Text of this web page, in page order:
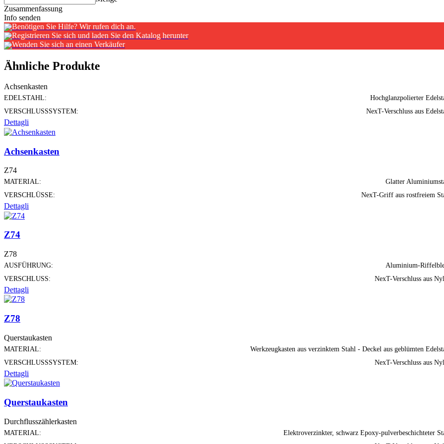
Zusammenfassung
Info senden
Benötigen Sie Hilfe? Wir rufen dich an.
Registrieren Sie sich und laden Sie den Katalog herunter
Wenden Sie sich an einen Verkäufer
Ähnliche Produkte
Achsenkasten
EDELSTAHL:
Hochglanzpolierter
VERSCHLUSSSYSTEM:
NexT-Verschluss aus
Dettagli
Achsenkasten
Z74
MATERIAL:
Glatter
VERSCHLÜSSE:
NexT-Griff aus rostfreiem
Dettagli
Z74
Z78
AUSFÜHRUNG:
Aluminium-
VERSCHLUSS:
NexT-Verschluss aus
Dettagli
Z78
Querstaukasten
MATERIAL:
Werkzeugkasten aus verzinktem Stahl - Deckel aus geblümten
VERSCHLUSSSYSTEM:
NexT-Verschluss aus
Dettagli
Querstaukasten
Durchflusszählerkasten
MATERIAL:
Elektroverzinkter, schwarz Epoxy-pulverbeschichteter